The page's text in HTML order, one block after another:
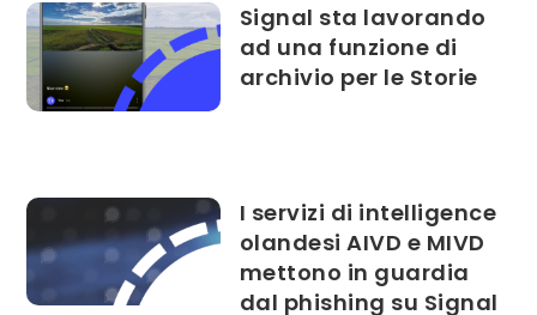
Signal sta lavorando
ad una funzione di
archivio per le Storie
I servizi di intelligence
olandesi AIVD e MIVD
mettono in guardia
dal phishing su Signal